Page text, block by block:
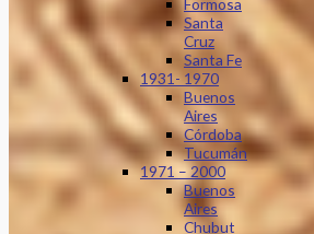
Santa
Cruz
Santa Fe
1931- 1970
Buenos
Aires
Córdoba
Tucumán
1971 – 2000
Buenos
Aires
Chubut